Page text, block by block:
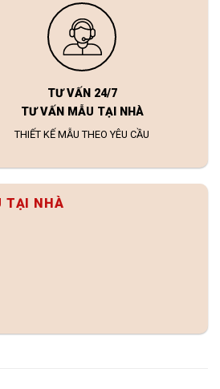
TƯ VẤN 24/7
TƯ VẤN MẪU TẠI NHÀ
THIẾT KẾ MẪU THEO YÊU CẦU
TẠI NHÀ